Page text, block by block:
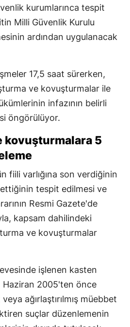
kurumlarınca tespit
Milli Güvenlik Kurulu
ardından uygulanacak
17,5 saat sürerken,
ve kovuşturmalar ile
infazının belirli
öngörülüyor.
kovuşturmalara 5
fiili varlığına son verdiğinin
ettiğinin tespit edilmesi ve
Resmi Gazete'de
kapsam dahilindeki
ve kovuşturmalar
işlenen kasten
Haziran 2005'ten önce
ağırlaştırılmış müebbet
suçlar düzenlemenin